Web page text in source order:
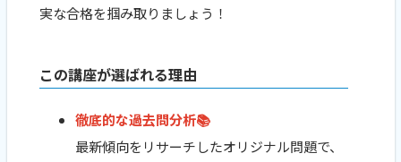
実な合格を掴み取りましょう！
この講座が選ばれる理由
徹底的な過去問分析📚
最新傾向をリサーチしたオリジナル問題で、